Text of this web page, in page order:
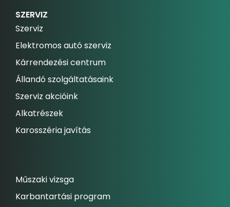
SZERVIZ
Szerviz
Elektromos autó szerviz
Kárrendezési centrum
Állandó szolgáltatásaink
Szerviz akcióink
Alkatrészek
Karosszéria javítás
Műszaki vizsga
Karbantartási program